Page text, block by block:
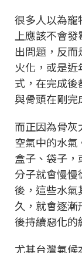
很多人以為寵
上應該不會
出問題，反
火化，或是
式，在完成
與骨頭在剛完
而正因為骨
空氣中的水
盒子、袋子
分子就會慢慢
後，這些水氣
久，就會逐
後持續惡化的
尤其台灣氣